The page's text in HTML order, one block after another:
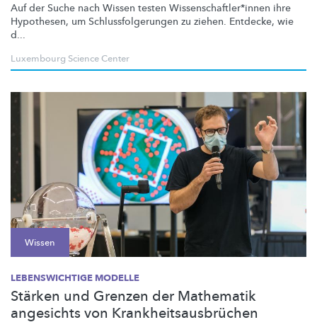
Auf der Suche nach Wissen testen Wissenschaftler*innen ihre
Hypothesen, um Schlussfolgerungen zu ziehen. Entdecke, wie
d...
Luxembourg Science Center
Wissen
LEBENSWICHTIGE MODELLE
Stärken und Grenzen der Mathematik
angesichts von Krankheitsausbrüchen